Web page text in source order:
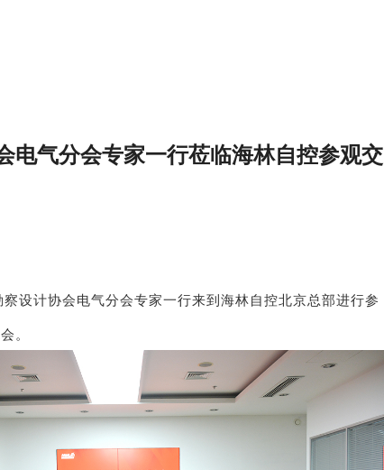
电气分会专家一行莅临海林自控参观交
设计协会电气分会专家一行来到海林自控北京总部进行参
。